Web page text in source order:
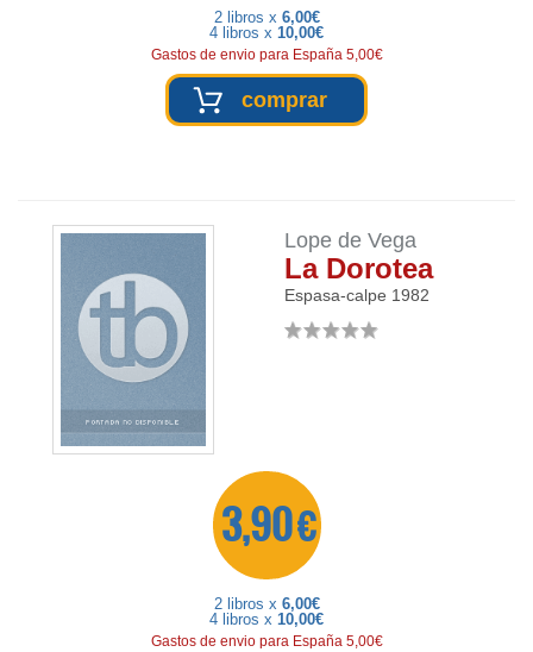
2 libros x 6,00€
4 libros x 10,00€
Gastos de envio para España 5,00€
comprar
Lope de Vega
La Dorotea
Espasa-calpe 1982
3,90 €
2 libros x 6,00€
4 libros x 10,00€
Gastos de envio para España 5,00€